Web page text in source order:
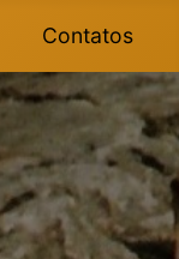
Contatos